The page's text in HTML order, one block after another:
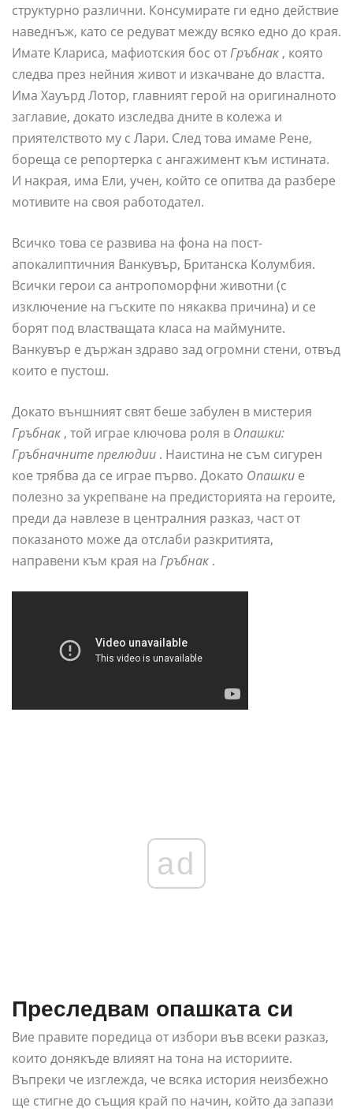
структурно различни. Консумирате ги едно действие
наведнъж, като се редуват между всяко едно до края.
Имате Клариса, мафиотския бос отГръбнак , която
следва през нейния живот и изкачване до властта.
Има Хауърд Лотор, главният герой на оригиналното
заглавие, докато изследва дните в колежа и
приятелството му с Лари. След това имаме Рене,
бореща се репортерка с ангажимент към истината.
И накрая, има Ели, учен, който се опитва да разбере
мотивите на своя работодател.
Всичко това се развива на фона на пост-
апокалиптичния Ванкувър, Британска Колумбия.
Всички герои са антропоморфни животни (с
изключение на гъските по някаква причина) и се
борят под властващата класа на маймуните.
Ванкувър е държан здраво зад огромни стени, отвъд
които е пустош.
Докато външният свят беше забулен в мистерия
Гръбнак , той играе ключова роля в Опашки:
Гръбначните прелюдии . Наистина не съм сигурен
кое трябва да се играе първо. Докато Опашки е
полезно за укрепване на предисторията на героите,
преди да навлезе в централния разказ, част от
показаното може да отслаби разкритията,
направени към края на Гръбнак .
ad
Преследвам опашката си
Вие правите поредица от избори във всеки разказ,
които донякъде влияят на тона на историите.
Въпреки че изглежда, че всяка история неизбежно
ще стигне до същия край по начин, който да запази